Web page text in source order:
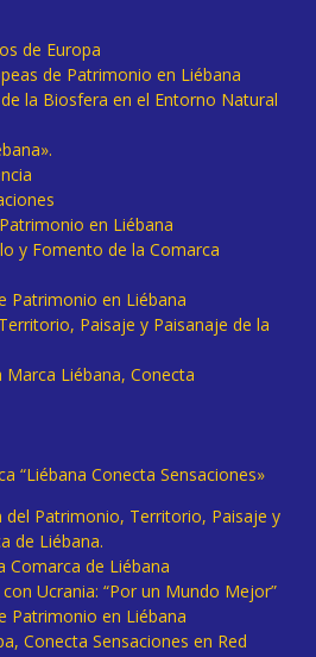
de Europa
de Patrimonio en Liébana
la Biosfera en el Entorno Natural
en Liébana
y Fomento de la Comarca
Patrimonio en Liébana
Paisaje y Paisanaje de la
Liébana, Conecta
“Liébana Conecta Sensaciones»
del Patrimonio, Territorio, Paisaje y
de Liébana.
Comarca de Liébana
Ucrania: “Por un Mundo Mejor”
Patrimonio en Liébana
Conecta Sensaciones en Red